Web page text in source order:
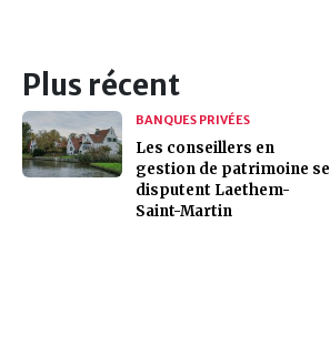
Plus récent
BANQUES PRIVÉES
Les conseillers en
gestion de patrimoine se
disputent Laethem-
Saint-Martin